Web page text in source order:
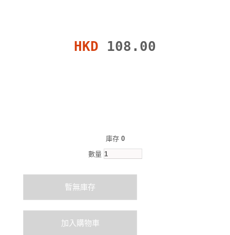
HKD 108.00
庫存 0
數量